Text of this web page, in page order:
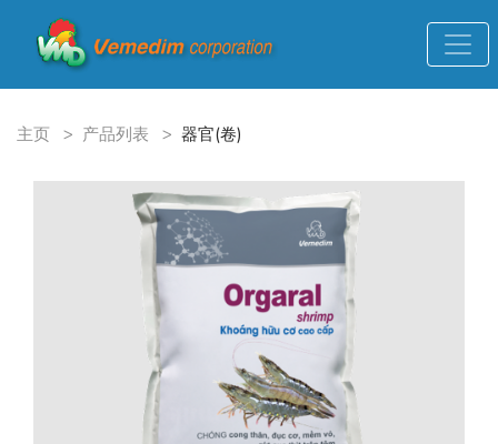
主页 > 产品列表 > 器官(卷)